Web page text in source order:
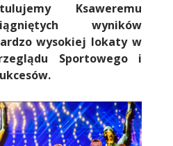
Ksaweremu
wyników
wysokiej lokaty w
Sportowego i